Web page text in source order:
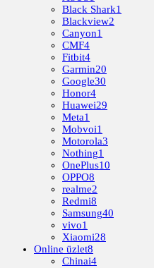
Black Shark1
Blackview2
Canyon1
CMF4
Fitbit4
Garmin20
Google30
Honor4
Huawei29
Meta1
Mobvoi1
Motorola3
Nothing1
OnePlus10
OPPO8
realme2
Redmi8
Samsung40
vivo1
Xiaomi28
Online üzlet8
Chinai4